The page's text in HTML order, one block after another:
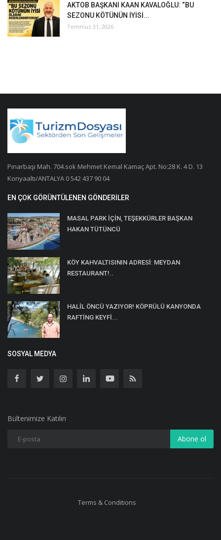
AKTOB BAŞKANI KAAN KAVALOĞLU: “BU
SEZONU KÖTÜNÜN İYİSİ...
Temmuz 31, 2026
Pınarbaşı Mah. 704.sok Mehmet Kemal Kamaç Apt. No:28 K. 4 D. 13
Konyaaltı/ANTALYA 0 542 437 90 04
EN ÇOK GÖRÜNTÜLENEN GÖNDERILER
MASAL PARK İÇİN, TEŞEKKÜRLER BAŞKAN
HAKAN TÜTÜNCÜ
KÖY KAHVALTISININ ADRESİ: MEYDAN
RESTAURANT!..
HALİL ÖNCÜ YAZIYOR! KÖPRÜLÜ KANYONDA
RAFTİNG KEYFİ...
SOSYAL MEDYA
Bültenimize Katılın
Abone ol
Terms & Conditions